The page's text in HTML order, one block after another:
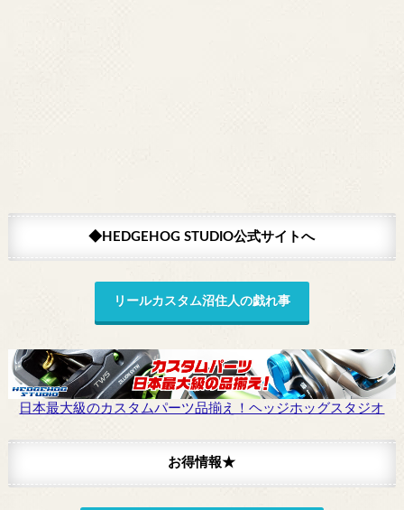
◆HEDGEHOG STUDIO公式サイトへ
リールカスタム沼住人の戯れ事
日本最大級のカスタムパーツ品揃え！ヘッジホッグスタジオ
お得情報★